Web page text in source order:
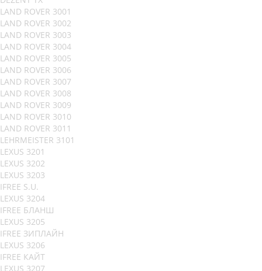
LAND ROVER 3001
LAND ROVER 3002
LAND ROVER 3003
LAND ROVER 3004
LAND ROVER 3005
LAND ROVER 3006
LAND ROVER 3007
LAND ROVER 3008
LAND ROVER 3009
LAND ROVER 3010
LAND ROVER 3011
LEHRMEISTER 3101
LEXUS 3201
LEXUS 3202
LEXUS 3203
IFREE S.U.
LEXUS 3204
IFREE БЛАНШ
LEXUS 3205
IFREE ЗИПЛАЙН
LEXUS 3206
IFREE КАЙТ
LEXUS 3207